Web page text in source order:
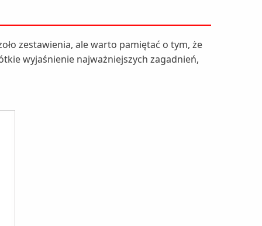
zestawienia, ale warto pamiętać o tym, że
wyjaśnienie najważniejszych zagadnień,